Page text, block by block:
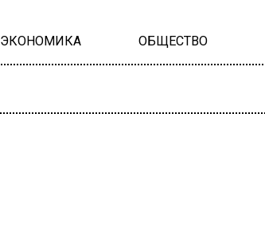
ЭКОНОМИКА ОБЩЕСТВО